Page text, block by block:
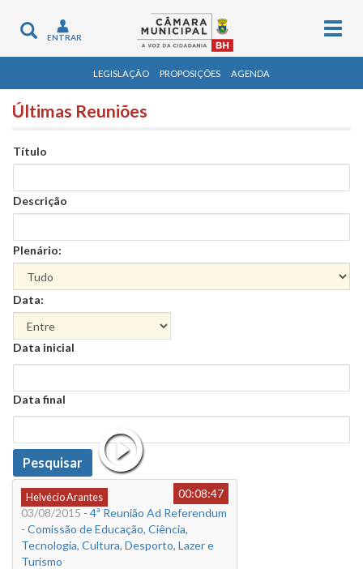
Toggle
navigation
ENTRAR
LEGISLAÇÃO PROPOSIÇÕES AGENDA
Últimas Reuniões
Título
Descrição
Plenário:
Data:
Data
Data inicial
Data
Data final
Data
Pesquisar
Helvécio Arantes
00:08:47
03/08/2015 - 4ª Reunião Ad Referendum
- Comissão de Educação, Ciência,
Tecnologia, Cultura, Desporto, Lazer e
Turismo